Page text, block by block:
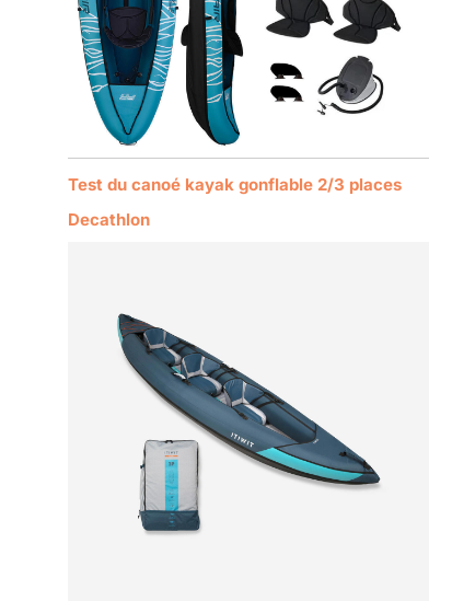
Test du canoé kayak gonflable 2/3 places
Decathlon